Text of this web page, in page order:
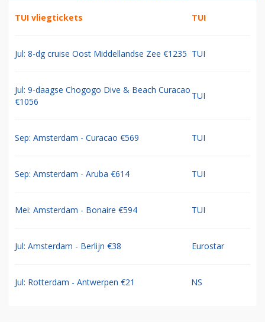
TUI vliegtickets TUI
Jul: 8-dg cruise Oost Middellandse Zee €1235 TUI
Jul: 9-daagse Chogogo Dive & Beach Curacao
€1056
TUI
Sep: Amsterdam - Curacao €569 TUI
Sep: Amsterdam - Aruba €614 TUI
Mei: Amsterdam - Bonaire €594 TUI
Jul: Amsterdam - Berlijn €38 Eurostar
Jul: Rotterdam - Antwerpen €21 NS